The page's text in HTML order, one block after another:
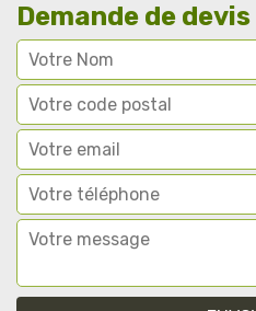
Demande de